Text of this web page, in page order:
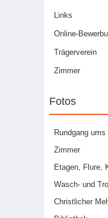
Links
Online-
Trägerverein
Zimmer
Fotos
Rundgang ums
Zimmer
Etagen, Flure,
Wasch- und
Christlicher